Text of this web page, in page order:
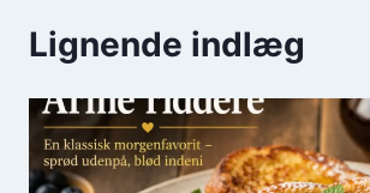
Lignende indlæg